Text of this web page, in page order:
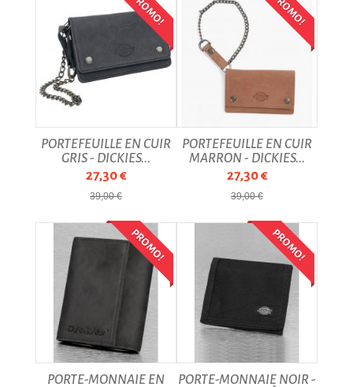
PROMO!
PORTEFEUILLE EN CUIR
GRIS - DICKIES...
27,30 €
39,00 €
PROMO!
PORTEFEUILLE EN CUIR
MARRON - DICKIES...
27,30 €
39,00 €
PROMO!
PORTE-MONNAIE EN
PROMO!
PORTE-MONNAIE NOIR -